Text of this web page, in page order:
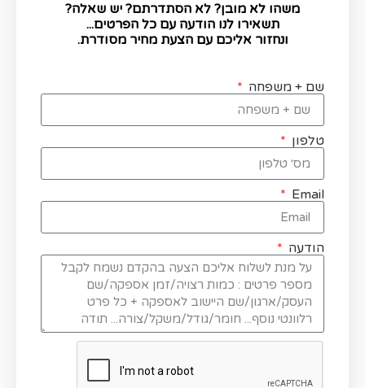
משהו לא מובן? לא הסתדרתם? יש שאלה?
תשאירו לנו הודעה עם כל הפרטים...
ונחזור אליכם עם הצעת מחיר מסודרת.
שם + משפחה
טלפון
Email
הודעה